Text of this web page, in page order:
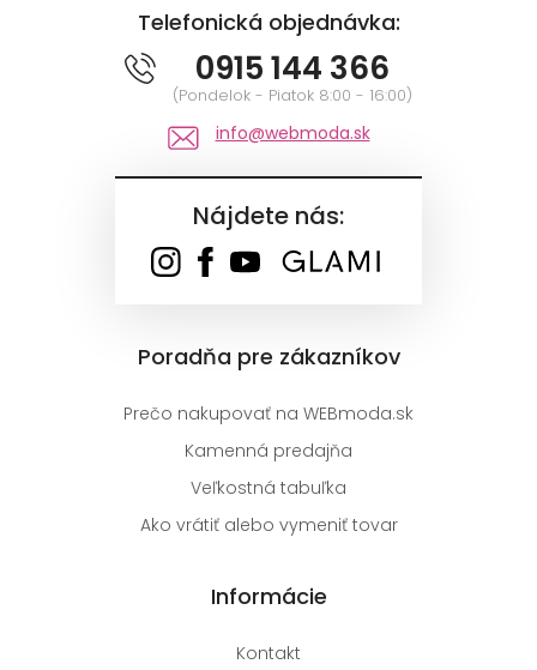
Telefonická objednávka:
0915 144 366
(Pondelok - Piatok 8:00 - 16:00)
info@webmoda.sk
Nájdete nás:
Poradňa pre zákazníkov
Prečo nakupovať na WEBmoda.sk
Kamenná predajňa
Veľkostná tabuľka
Ako vrátiť alebo vymeniť tovar
Informácie
Kontakt